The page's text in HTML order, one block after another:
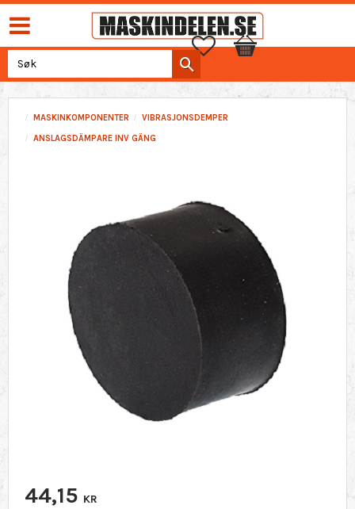
Favoritter
Handlekurv
MASKINKOMPONENTER
VIBRASJONSDEMPER
ANSLAGSDÄMPARE INV GÄNG
44,15 KR